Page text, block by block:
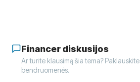
Financer diskusijos
Ar turite klausimą šia tema? Paklauskite
bendruomenės.